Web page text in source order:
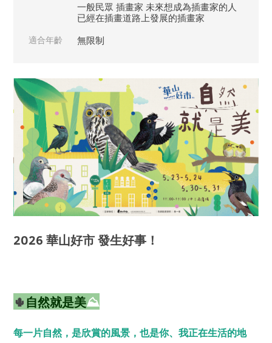
一般民眾 插畫家 未來想成為插畫家的人
已經在插畫道路上發展的插畫家
適合年齡 無限制
2026 華山好市 發生好事！
🌵自然就是美⛰️
每一片自然，是欣賞的風景，也是你、我正在生活的地